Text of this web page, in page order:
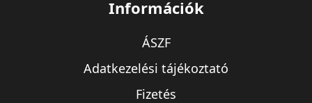
Információk
ÁSZF
Adatkezelési tájékoztató
Fizetés